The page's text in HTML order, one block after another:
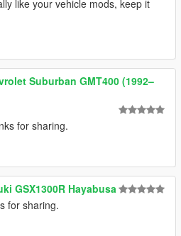
like your vehicle mods, keep it
Suburban GMT400 (1992–
for sharing.
GSX1300R Hayabusa
for sharing.